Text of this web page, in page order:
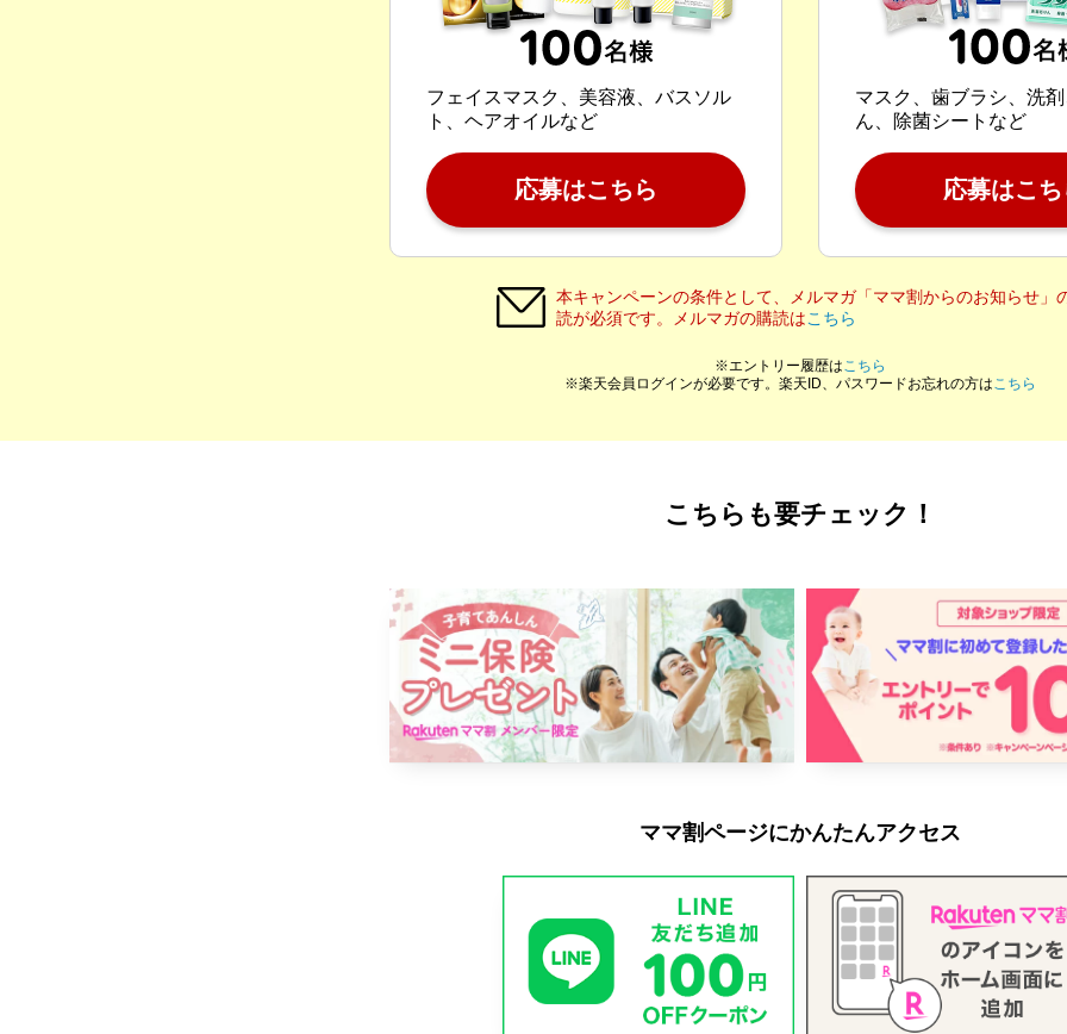
フェイスマスク、美容液、バスソル
ト、ヘアオイルなど
応募はこちら
マスク、歯ブラシ、洗
ん、除菌シートなど
応募はこ
本キャンペーンの条件として、メルマガ「ママ割からのお知らせ」
読が必須です。メルマガの購読はこちら
※エントリー履歴はこちら
※楽天会員ログインが必要です。楽天ID、パスワードお忘れの方はこちら
こちらも要チェック！
ママ割ページにかんたんアクセス